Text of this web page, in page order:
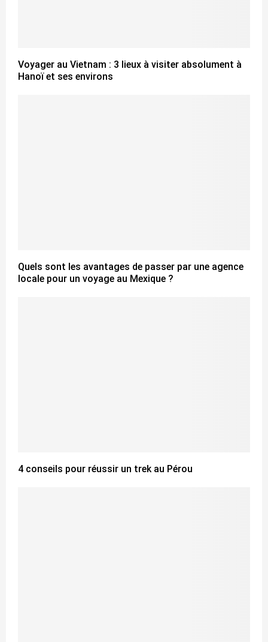
Voyager au Vietnam : 3 lieux à visiter absolument à
Hanoï et ses environs
Quels sont les avantages de passer par une agence
locale pour un voyage au Mexique ?
4 conseils pour réussir un trek au Pérou